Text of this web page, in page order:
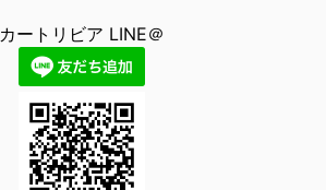
カートリビア LINE＠